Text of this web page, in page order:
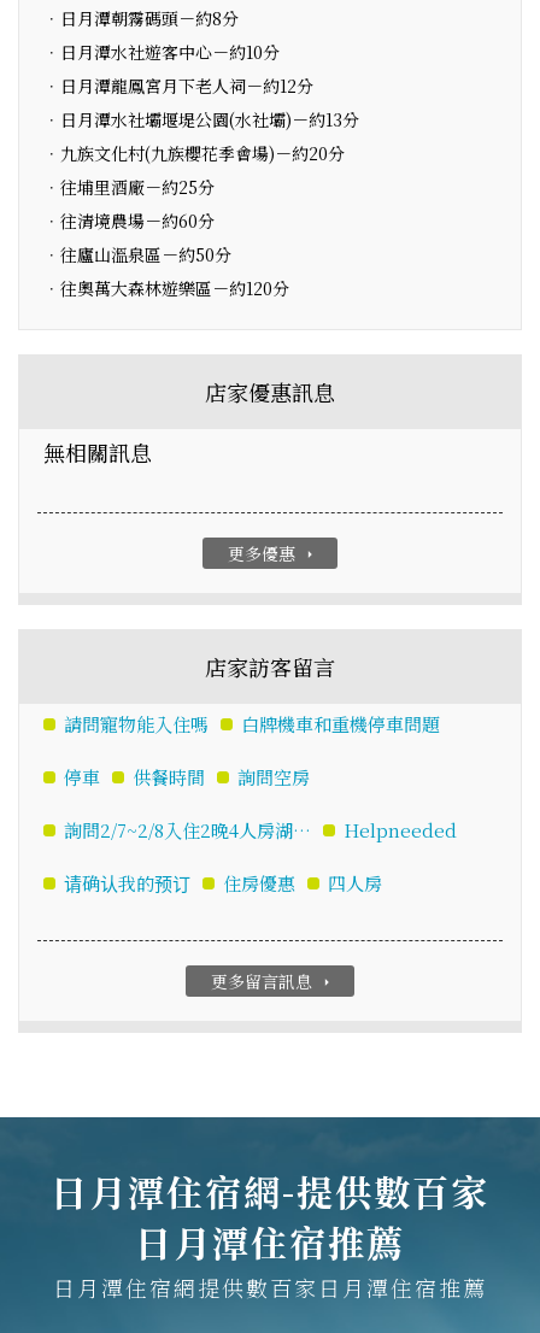
．日月潭朝霧碼頭－約8分
．日月潭水社遊客中心－約10分
．日月潭龍鳳宮月下老人祠－約12分
．日月潭水社壩堰堤公園(水社壩)－約13分
．九族文化村(九族櫻花季會場)－約20分
．往埔里酒廠－約25分
．往清境農場－約60分
．往廬山溫泉區－約50分
．往奧萬大森林遊樂區－約120分
店家優惠訊息
無相關訊息
更多優惠 arrow_right
店家訪客留言
請問寵物能入住嗎 白牌機車和重機停車問題
停車 供餐時間 詢問空房
詢問2/7~2/8入住2晚4人房湖… Helpneeded
请确认我的预订 住房優惠 四人房
更多留言訊息 arrow_right
日月潭住宿網-提供數百家
日月潭住宿推薦
日月潭住宿網提供數百家日月潭住宿推薦